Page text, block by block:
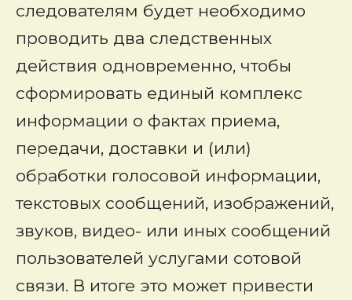
следователям будет необходимо
проводить два следственных
действия одновременно, чтобы
сформировать единый комплекс
информации о фактах приема,
передачи, доставки и (или)
обработки голосовой информации,
текстовых сообщений, изображений,
звуков, видео- или иных сообщений
пользователей услугами сотовой
связи. В итоге это может привести